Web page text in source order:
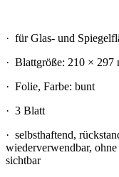
· für Glas- und
· Blattgröße: 210 × 297
· Folie, Farbe: bunt
· 3 Blatt
· selbsthaftend,
wiederverwendbar,
sichtbar